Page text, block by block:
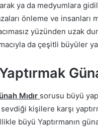
ya da medyumlara
önleme ve
yüzünden uzak
da çeşitli büyüler
Mıdır sorusu büyü
kişilere karşı
büyü Yaptırmanın